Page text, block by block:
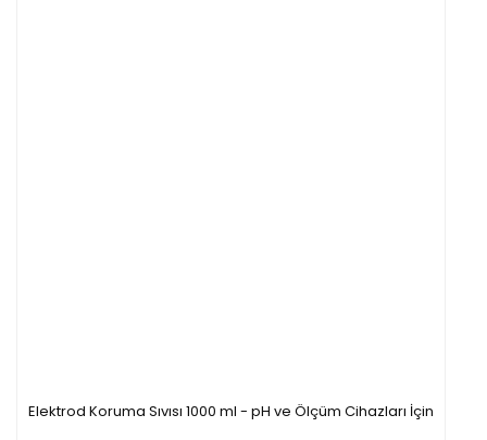
Elektrod Koruma Sıvısı 1000 ml - pH ve Ölçüm Cihazları İçin